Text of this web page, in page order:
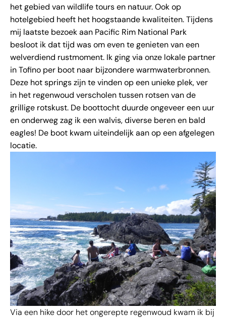
het gebied van wildlife tours en natuur. Ook op
hotelgebied heeft het hoogstaande kwaliteiten.Tijdens
mij laatste bezoek aan Pacific Rim National Park
besloot ik dat tijd was om even te genieten van een
welverdiend rustmoment. Ik ging via onze lokale partner
in Tofino per boot naar bijzondere warmwaterbronnen.
Deze hot springs zijn te vinden op een unieke plek, ver
in het regenwoud verscholen tussen rotsen van de
grillige rotskust. De boottocht duurde ongeveer een uur
en onderweg zag ik een walvis, diverse beren en bald
eagles! De boot kwam uiteindelijk aan op een afgelegen
locatie.
Via een hike door het ongerepte regenwoud kwam ik bij